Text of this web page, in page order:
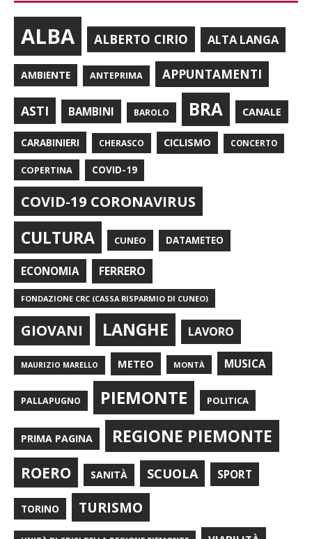
ALBA ALBERTO CIRIO ALTA LANGA
AMBIENTE ANTEPRIMA APPUNTAMENTI
ASTI BAMBINI BAROLO BRA CANALE
CARABINIERI CHERASCO CICLISMO CONCERTO
COPERTINA COVID-19
COVID-19 CORONAVIRUS
CULTURA CUNEO DATAMETEO
ECONOMIA FERRERO
FONDAZIONE CRC (CASSA RISPARMIO DI CUNEO)
GIOVANI LANGHE LAVORO
MAURIZIO MARELLO METEO MONTÀ MUSICA
PALLAPUGNO PIEMONTE POLITICA
PRIMA PAGINA REGIONE PIEMONTE
ROERO SANITÀ SCUOLA SPORT
TORINO TURISMO